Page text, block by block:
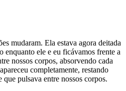
mudaram. Ela estava agora deitada
enquanto ele e eu ficávamos frente a
nossos corpos, absorvendo cada
completamente, restando
que pulsava entre nossos corpos.